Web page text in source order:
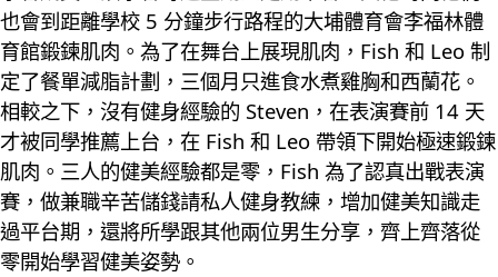
也會到距離學校 5 分鐘步行路程的大埔體育會李福林體
育館鍛鍊肌肉。為了在舞台上展現肌肉，Fish 和 Leo 制
定了餐單減脂計劃，三個月只進食水煮雞胸和西蘭花。
相較之下，沒有健身經驗的 Steven，在表演賽前 14 天
才被同學推薦上台，在 Fish 和 Leo 帶領下開始極速鍛鍊
肌肉。三人的健美經驗都是零，Fish 為了認真出戰表演
賽，做兼職辛苦儲錢請私人健身教練，增加健美知識走
過平台期，還將所學跟其他兩位男生分享，齊上齊落從
零開始學習健美姿勢。